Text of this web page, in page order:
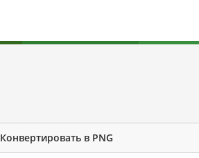
Конвертировать в PNG